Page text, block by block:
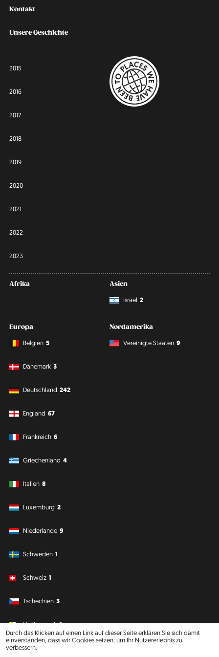
Durch das Klicken auf einen Link auf dieser Seite erklären Sie sich damit
einverstanden, dass wir Cookies setzen, um Ihr Nutzererlebnis zu
verbessern.
Kontakt
Unsere Geschichte
2015
2016
2017
2018
2019
2020
2021
2022
2023
Afrika
Asien
Israel 2
Europa
Belgien 5
Dänemark 3
Deutschland 242
England 67
Frankreich 6
Griechenland 4
Italien 8
Luxemburg 2
Niederlande 9
Schweden 1
Schweiz 1
Tschechien 3
Vatikanstadt 1
Nordamerika
Vereinigte Staaten 9
Südamerika